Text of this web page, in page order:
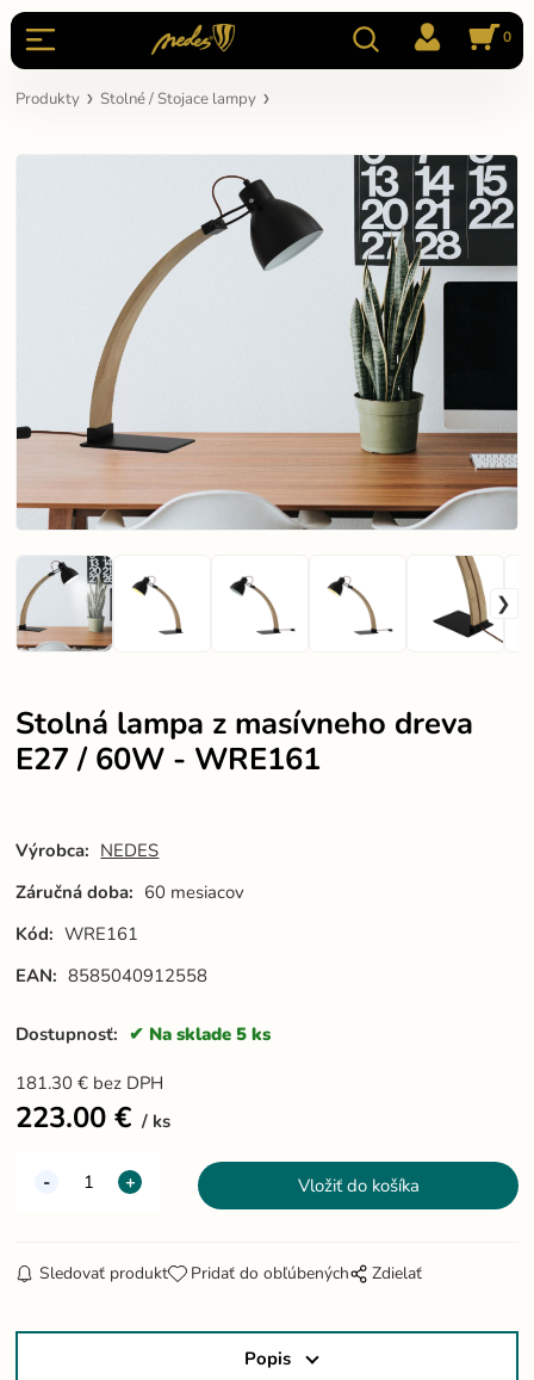
0
Produkty Stolné / Stojace lampy
Stolná lampa z masívneho dreva
E27 / 60W - WRE161
Výrobca: NEDES
Záručná doba: 60 mesiacov
Kód: WRE161
EAN: 8585040912558
Dostupnosť: Na sklade 5 ks
181.30 € bez DPH
223.00 € ks
Sledovať produkt Pridať do obľúbených Zdielať
Popis